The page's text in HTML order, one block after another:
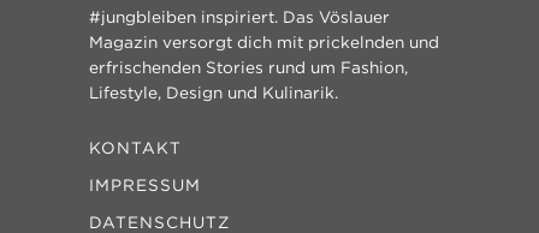
#jungbleiben inspiriert. Das Vöslauer
Magazin versorgt dich mit prickelnden und
erfrischenden Stories rund um Fashion,
Lifestyle, Design und Kulinarik.
KONTAKT
IMPRESSUM
DATENSCHUTZ